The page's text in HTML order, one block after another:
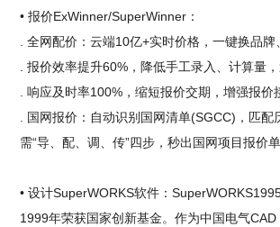
• 报价ExWinner/SuperWinner：
. 全网配价：云端10亿+实时价格，一键换品牌
. 报价效率提升60%，降低手工录入、计算量，
. 响应及时率100%，缩短报价交期，增强报价
. 国网报价：自动识别国网清单(SGCC)，匹配
需“导、配、调、传”四步，秒出国网项目报价单
• 设计SuperWORKS软件：
1999年荣获国家创新基金。作为中国电气